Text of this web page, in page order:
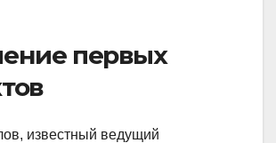
первых
известный ведущий